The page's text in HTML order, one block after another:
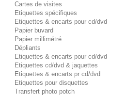
Cartes de visites
Etiquettes spécifiques
Etiquettes & encarts pour cd/dvd
Papier buvard
Papier millimétré
Dépliants
Etiquettes & encarts pour cd/dvd
Etiquettes cd/dvd & jaquettes
Etiquettes & encarts pr cd/dvd
Etiquettes pour disquettes
Transfert photo potch